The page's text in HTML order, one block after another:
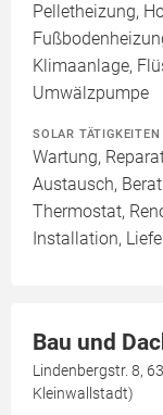
Pelletheizung,
Klimaanlage,
Umwälzpumpe
SOLAR TÄTIGKEITEN
Wartung,
Austausch,
Thermostat,
Installation,
Bau und
Lindenbergstr. 8,
Kleinwallstadt)